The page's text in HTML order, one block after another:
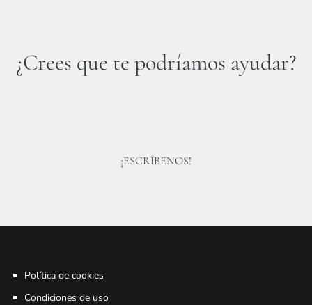
¿Crees que te podríamos ayudar?
¡ESCRÍBENOS!
Política de cookies
Condiciones de uso